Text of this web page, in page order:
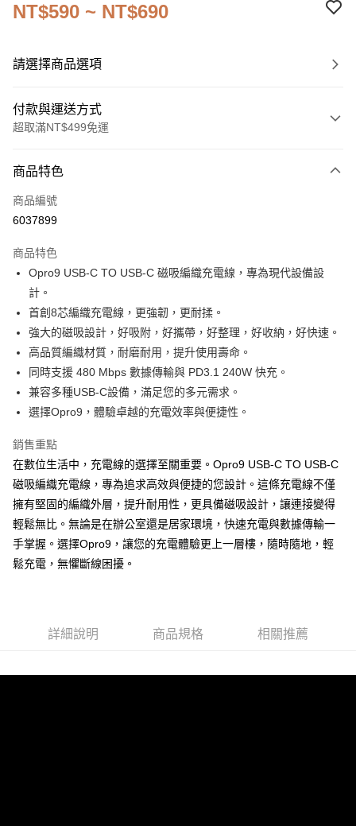
NT$590 ~ NT$690
請選擇商品選項
付款與運送方式
超取滿NT$499免運
信用卡一次付款
信用卡分期付款
合作金庫商業銀行
華南商業銀行
彰化商業銀行
上海商業儲蓄銀行
國泰世華商業銀行
兆豐國際商業銀行
臺灣中小企業銀行
台中商業銀行
匯豐（台灣）商業銀行
華泰商業銀行
聯邦商業銀行
遠東國際商業銀行
元大商業銀行
永豐商業銀行
玉山商業銀行
星展（台灣）商業銀行
台新國際商業銀行
中國信託商業銀行
6 期 0 利率 每期
華南商業銀行
上海商業儲蓄銀行
台北富邦商業銀行
國泰世華商業銀行
兆豐國際商業銀行
臺灣中小企業銀行
台中商業銀行
匯豐（台灣）商業銀行
華泰商業銀行
聯邦商業銀行
遠東國際商業銀行
元大商業銀行
永豐商業銀行
玉山商業銀行
星展（台灣）商業銀行
台灣樂天信用卡公司
12 期 0 利率 每期 21家銀行
合作金庫商業銀行
第一商業銀行
上海商業儲蓄銀行
台北富邦商業銀行
國泰世華商業銀行
兆豐國際商業銀行
臺灣中小企業銀行
台中商業銀行
匯豐（台灣）商業銀行
華泰商業銀行
聯邦商業銀行
遠東國際商業銀行
玉山商業銀行
台新國際商業銀行
中國信託商業銀行
超商取貨付款
LINE Pay
Apple Pay
街口支付
ATM付款
運送方式
全家付款取貨
每筆NT$60，滿NT$499(含以上)免運費
商品特色
商品編號
6037899
商品特色
Opro9 USB-C TO USB-C 磁吸編織充電線，專為現代設備設
計。
首創8芯編織充電線，更強韌，更耐揉。
強大的磁吸設計，好吸附，好攜帶，好整理，好收納，好快速。
高品質編織材質，耐磨耐用，提升使用壽命。
同時支援 480 Mbps 數據傳輸與 PD3.1 240W 快充。
兼容多種USB-C設備，滿足您的多元需求。
選擇Opro9，體驗卓越的充電效率與便捷性。
銷售重點
在數位生活中，充電線的選擇至關重要。Opro9 USB-C TO USB-C
磁吸編織充電線，專為追求高效與便捷的您設計。這條充電線不僅
擁有堅固的編織外層，提升耐用性，更具備磁吸設計，讓連接變得
輕鬆無比。無論是在辦公室還是居家環境，快速充電與數據傳輸一
手掌握。選擇Opro9，讓您的充電體驗更上一層樓，隨時隨地，輕
鬆充電，無懼斷線困擾。
詳細說明 商品規格 相關推薦